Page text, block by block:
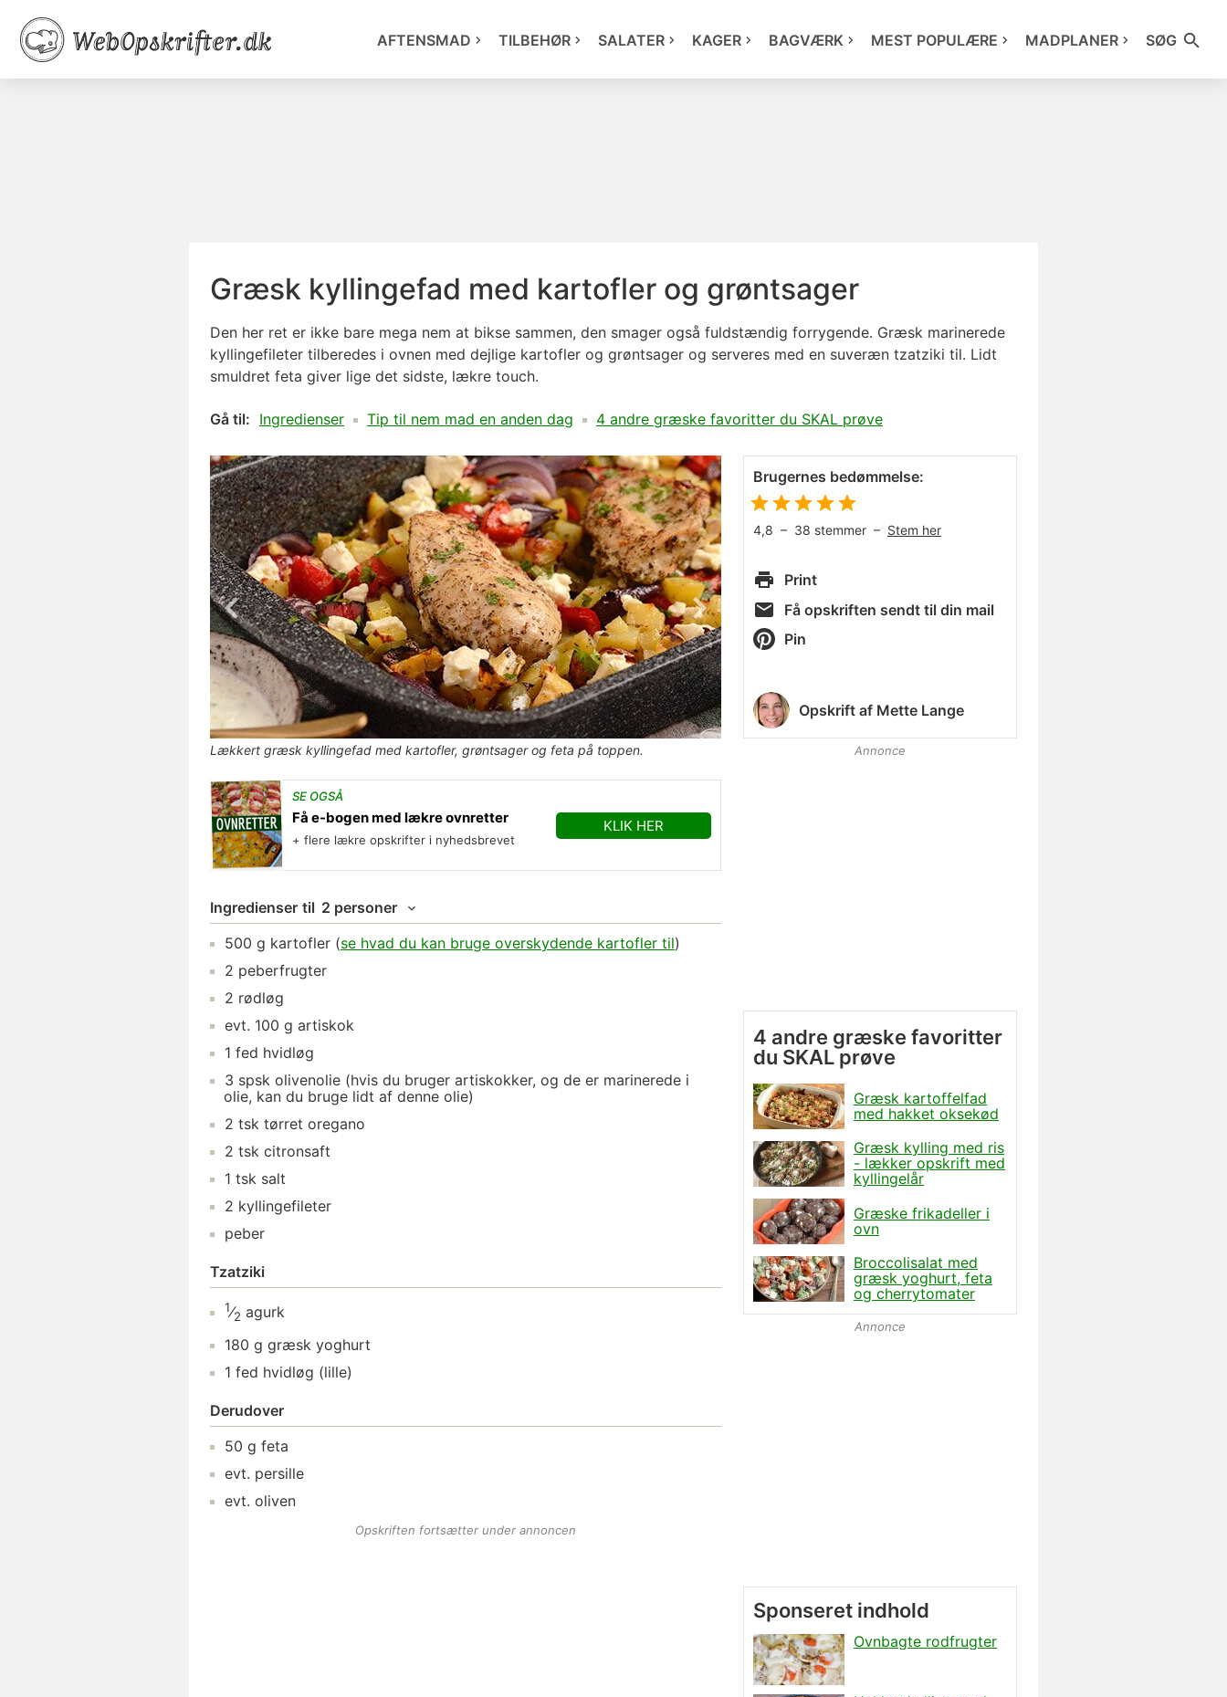
AFTENSMAD TILBEHØR SALATER KAGER BAGVÆRK MEST POPULÆRE MADPLANER SØG
Græsk kyllingefad med kartofler og grøntsager
Den her ret er ikke bare mega nem at bikse sammen, den smager også fuldstændig forrygende. Græsk marinerede
kyllingefileter tilberedes i ovnen med dejlige kartofler og grøntsager og serveres med en suveræn tzatziki til. Lidt
smuldret feta giver lige det sidste, lækre touch.
Gå til: Ingredienser Tip til nem mad en anden dag 4 andre græske favoritter du SKAL prøve
Lækkert græsk kyllingefad med kartofler, grøntsager og feta på toppen.
SE OGSÅ
Få e-bogen med lækre ovnretter
+ flere lækre opskrifter i nyhedsbrevet
KLIK HER
Ingredienser til 2 personer
500 g kartofler (se hvad du kan bruge overskydende kartofler til)
2 peberfrugter
2 rødløg
evt. 100 g artiskok
1 fed hvidløg
3 spsk olivenolie (hvis du bruger artiskokker, og de er marinerede i
olie, kan du bruge lidt af denne olie)
2 tsk tørret oregano
2 tsk citronsaft
1 tsk salt
2 kyllingefileter
peber
Tzatziki
1⁄2 agurk
180 g græsk yoghurt
1 fed hvidløg (lille)
Derudover
50 g feta
evt. persille
evt. oliven
Opskriften fortsætter under annoncen
Brugernes bedømmelse:
4,8 – 38 stemmer – Stem her
Print
Få opskriften sendt til din mail
Pin
Opskrift af Mette Lange
Annonce
4 andre græske favoritter
du SKAL prøve
Græsk kartoffelfad
med hakket oksekød
Græsk kylling med ris
- lækker opskrift med
kyllingelår
Græske frikadeller i
ovn
Broccolisalat med
græsk yoghurt, feta
og cherrytomater
Annonce